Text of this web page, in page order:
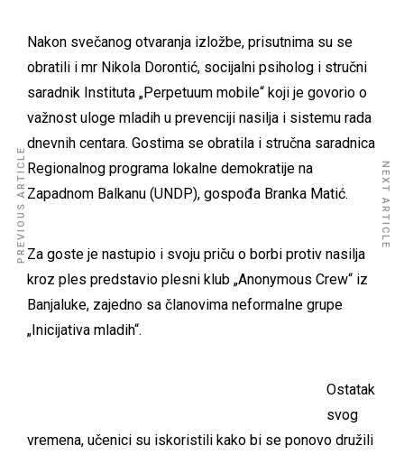
Nakon svečanog otvaranja izložbe, prisutnima su se
obratili i mr Nikola Dorontić, socijalni psiholog i stručni
saradnik Instituta „Perpetuum mobile“ koji je govorio o
važnost uloge mladih u prevenciji nasilja i sistemu rada
dnevnih centara. Gostima se obratila i stručna saradnica
Regionalnog programa lokalne demokratije na
Zapadnom Balkanu (UNDP), gospođa Branka Matić.
Za goste je nastupio i svoju priču o borbi protiv nasilja
kroz ples predstavio plesni klub „Anonymous Crew“ iz
Banjaluke, zajedno sa članovima neformalne grupe
„Inicijativa mladih“.
Ostatak
svog
vremena, učenici su iskoristili kako bi se ponovo družili
PREVIOUS ARTICLE NEXT ARTICLE